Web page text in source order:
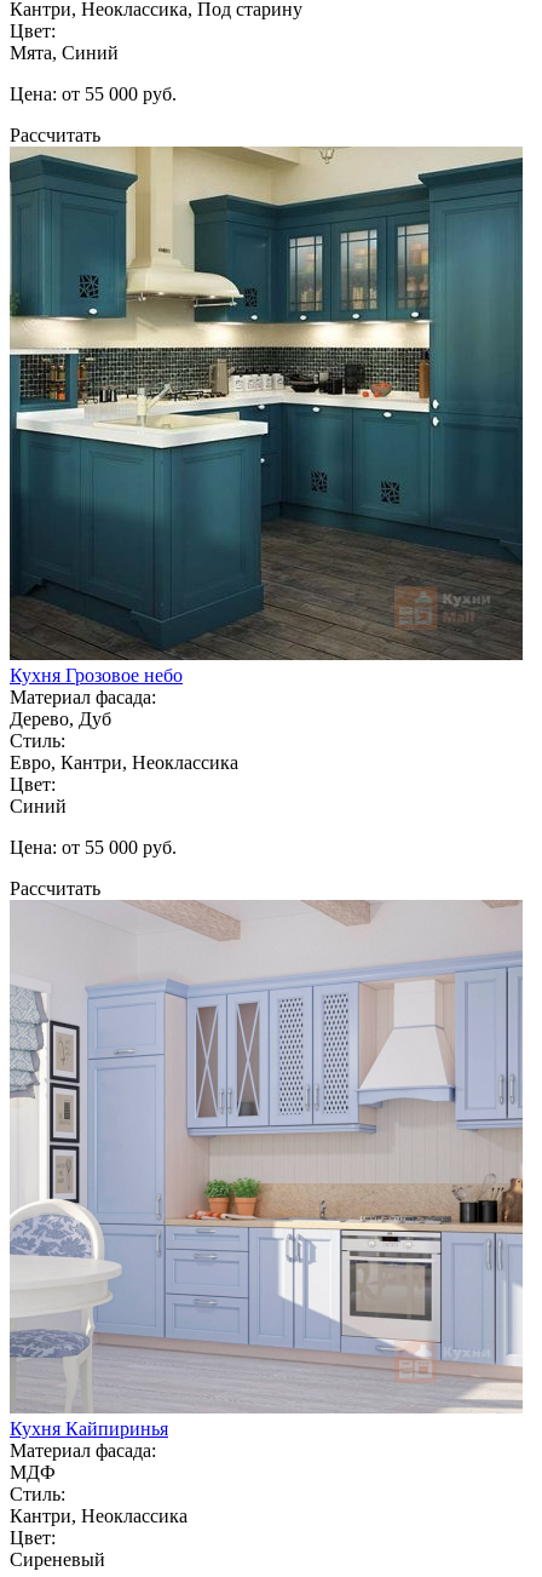
Кантри, Неоклассика, Под старину
Цвет:
Мята, Синий
Цена: от 55 000 руб.
Рассчитать
Кухня Грозовое небо
Материал фасада:
Дерево, Дуб
Стиль:
Евро, Кантри, Неоклассика
Цвет:
Синий
Цена: от 55 000 руб.
Рассчитать
Кухня Кайпиринья
Материал фасада:
МДФ
Стиль:
Кантри, Неоклассика
Цвет:
Сиреневый